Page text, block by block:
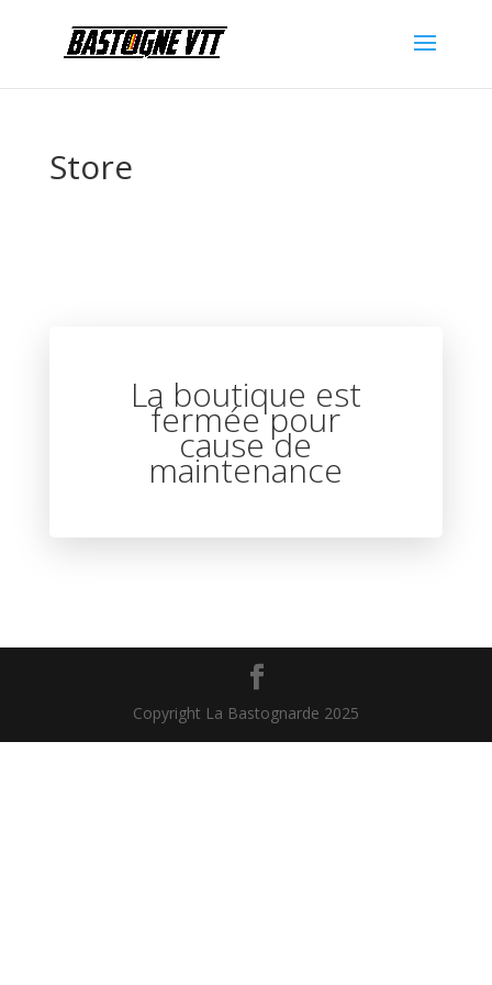
Store
La boutique est
fermée pour
cause de
maintenance
Copyright La Bastognarde 2025